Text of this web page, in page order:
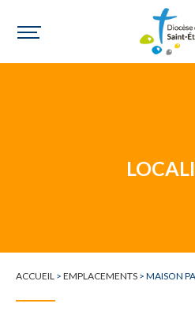
Un mouvement
ACCUEIL > EMPLACEMENTS > MAISON